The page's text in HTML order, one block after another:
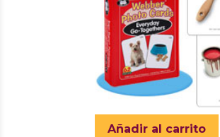
Añadir al carrito